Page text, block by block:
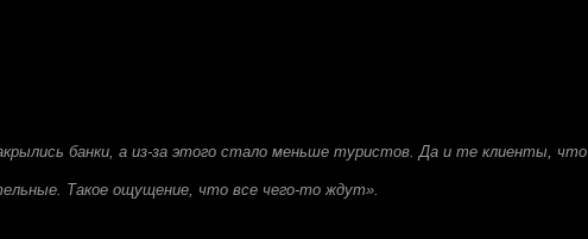
банки, а из-за этого стало меньше туристов. Да и те клиенты, что
Такое ощущение, что все чего-то ждут».